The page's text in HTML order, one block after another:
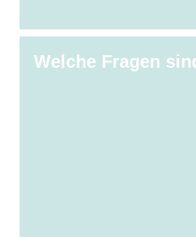
Welche Fragen